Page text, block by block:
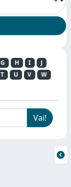
G H I
J
T U V
W